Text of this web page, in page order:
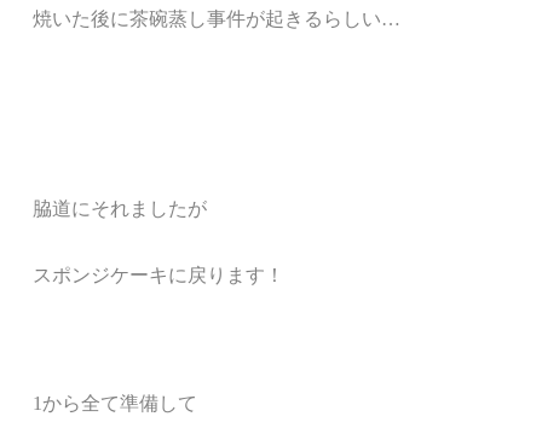
焼いた後に茶碗蒸し事件が起きるらしい…
脇道にそれましたが
スポンジケーキに戻ります！
1から全て準備して